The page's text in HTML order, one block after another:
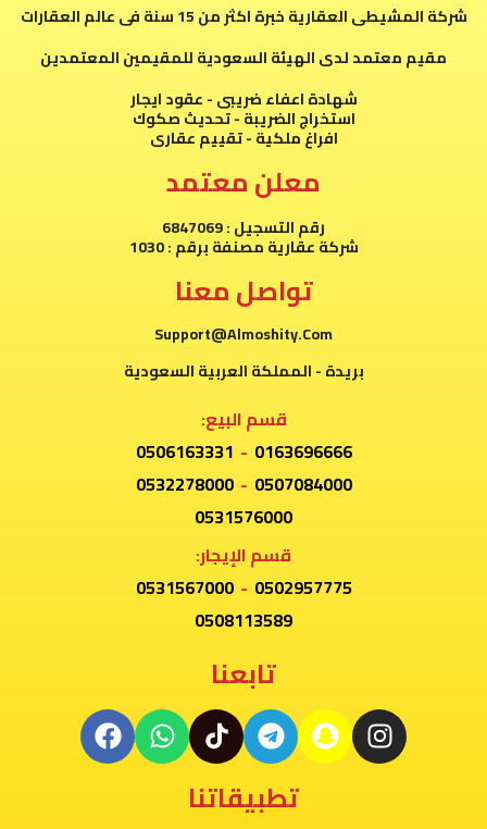
شركة المشيطى العقارية خبرة اكثر من 15 سنة فى عالم العقارات
مقيم معتمد لدى الهيئة السعودية للمقيمين المعتمدين
شهادة اعفاء ضريبى - عقود ايجار
استخراج الضريبة - تحديث صكوك
افراغ ملكية - تقييم عقارى
معلن معتمد
رقم التسجيل : 6847069
شركة عقارية مصنفة برقم : 1030
تواصل معنا
Support@Almoshity.Com
بريدة - المملكة العربية السعودية
قسم البيع:
0163696666
-
0506163331
0507084000
-
0532278000
0531576000
قسم الإيجار:
0502957775
-
0531567000
0508113589
تابعنا
تطبيقاتنا